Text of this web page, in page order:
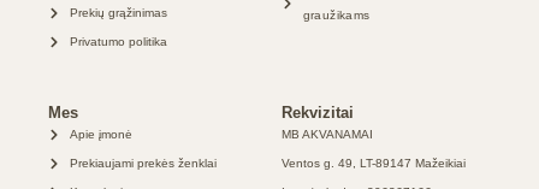
Prekių grąžinimas
Privatumo politika
graužikams
Mes
Apie įmonė
Prekiaujami prekės ženklai
Rekvizitai
MB AKVANAMAI
Ventos g. 49, LT-89147 Mažeikiai